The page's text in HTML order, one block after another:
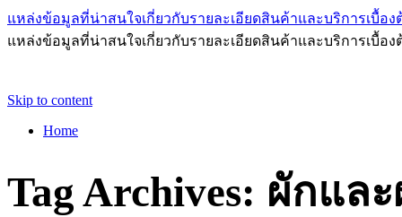
แหล่งข้อมูลที่น่าสนใจเกี่ยวกับรายละเอียดสินค้าและบริการเบื้อง
แหล่งข้อมูลที่น่าสนใจเกี่ยวกับรายละเอียดสินค้าและบริการเบื้อ
Skip to content
Home
Tag Archives: ผักแล